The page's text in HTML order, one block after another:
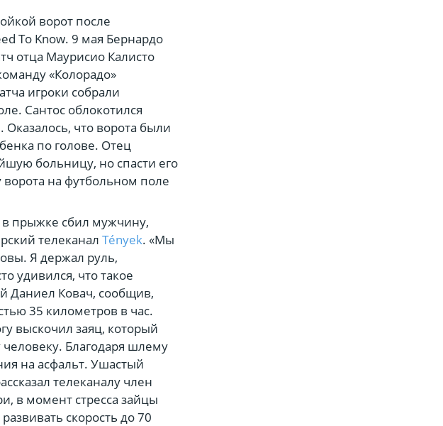
ворот после
To Know. 9 мая Бернардо
отца Маурисио Калисто
«Колорадо»
игроки собрали
Сантос облокотился
что ворота были
по голове. Отец
больницу, но спасти его
на футбольном поле
в прыжке сбил мужчину,
телеканал Tények. «Мы
Я держал руль,
удивился, что такое
Даниел Ковач, сообщив,
35 километров в час.
выскочил заяц, который
Благодаря шлему
на асфальт. Ушастый
телеканалу член
в момент стресса зайцы
скорость до 70